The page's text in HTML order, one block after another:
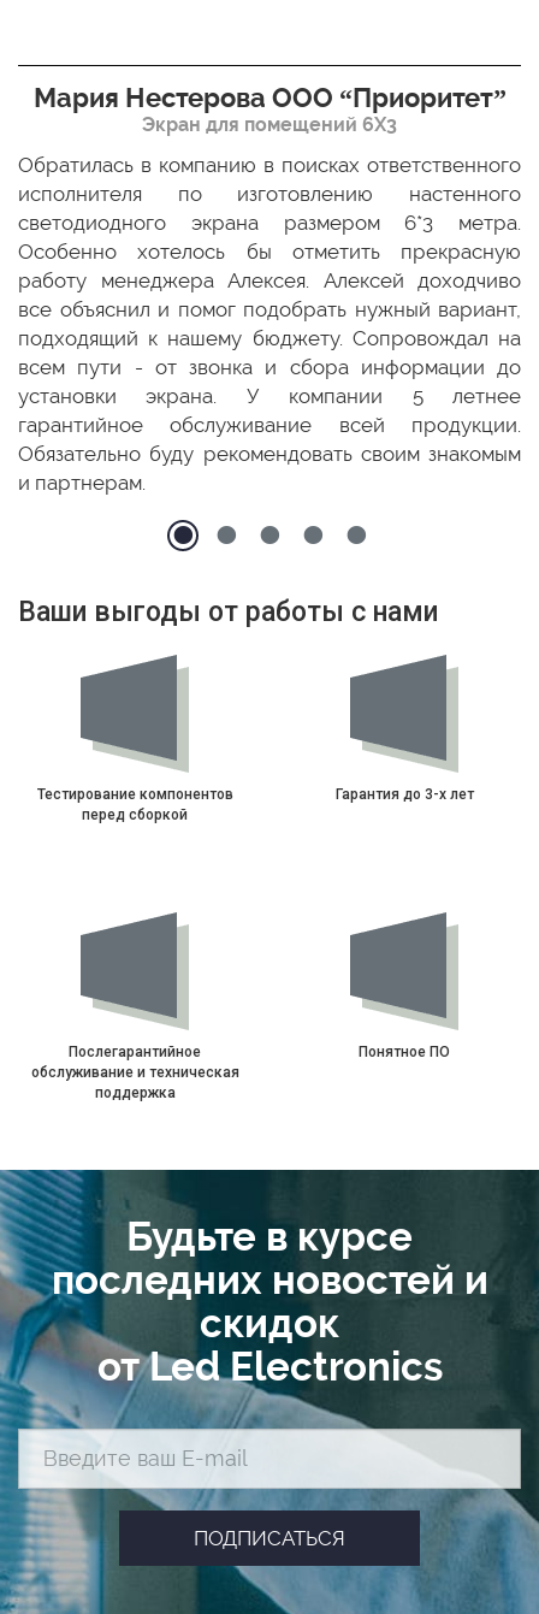
Мария Нестерова ООО “Приоритет”
Экран для помещений 6Х3
Обратилась в компанию в поисках ответственного
исполнителя по изготовлению настенного
светодиодного экрана размером 6*3 метра.
Особенно хотелось бы отметить прекрасную
работу менеджера Алексея. Алексей доходчиво
все объяснил и помог подобрать нужный вариант,
подходящий к нашему бюджету. Сопровождал на
всем пути - от звонка и сбора информации до
установки экрана. У компании 5 летнее
гарантийное обслуживание всей продукции.
Обязательно буду рекомендовать своим знакомым
и партнерам.
Ваши выгоды от работы с нами
Тестирование компонентов
перед сборкой
Гарантия до 3-х лет
Послегарантийное
обслуживание и техническая
поддержка
Понятное ПО
Будьте в курсе
последних новостей и
скидок
от Led Electronics